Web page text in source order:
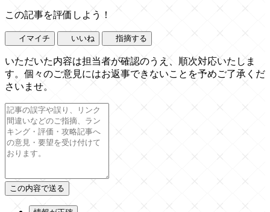
この記事を評価しよう！
イマイチ いいね 指摘する
いただいた内容は担当者が確認のうえ、順次対応いたしま
す。個々のご意見にはお返事できないことを予めご了承くだ
さいませ。